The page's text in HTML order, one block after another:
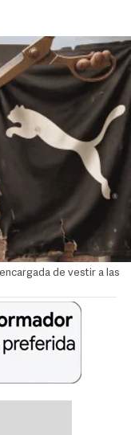
de vestir a las